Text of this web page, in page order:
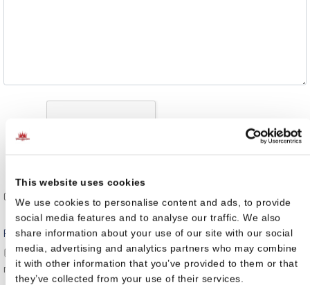
This website uses cookies
We use cookies to personalise content and ads, to provide
social media features and to analyse our traffic. We also
share information about your use of our site with our social
media, advertising and analytics partners who may combine
it with other information that you’ve provided to them or that
they’ve collected from your use of their services.
Captcha
Politique de confidentialité*
J'accepte que les données saisies dans ce formulaire soient utilisées pour
me contacter dans le cadre d'une relation commerciale